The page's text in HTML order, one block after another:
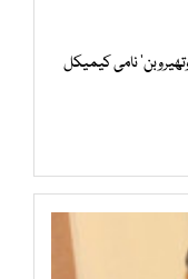
نامی کیمیکل